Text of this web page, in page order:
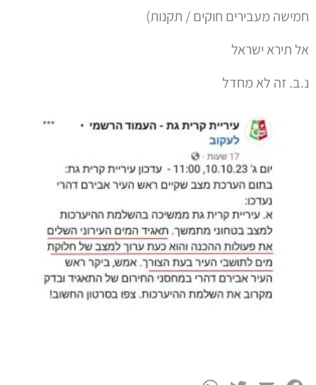
חמישה מעבירים חוקים / תקנות)
אל תירא ישראל
נ.ב. זה לא מחדל
ט.ל.ח בכפוף לתקנון